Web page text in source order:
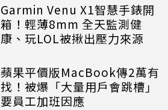
Garmin Venu X1智慧手錶開
箱！輕薄8mm 全天監測健
康、玩LOL被揪出壓力來源
蘋果平價版MacBook傳2萬有
找！被爆「大量用戶會跳槽」
要員工加班因應